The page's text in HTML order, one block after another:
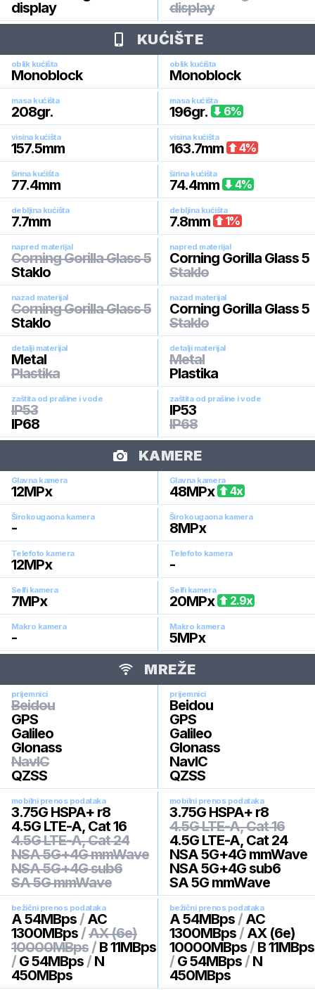
display
display
KUĆIŠTE
oblik kućišta
Monoblock
oblik kućišta
Monoblock
masa kućišta
208gr.
masa kućišta
196gr. 6%
visina kućišta
157.5mm
visina kućišta
163.7mm 4%
širina kućišta
77.4mm
širina kućišta
74.4mm 4%
debljina kućišta
7.7mm
debljina kućišta
7.8mm 1%
napred materijal
Corning Gorilla Glass 5
Staklo
napred materijal
Corning Gorilla Glass 5
Staklo
nazad materijal
Corning Gorilla Glass 5
Staklo
nazad materijal
Corning Gorilla Glass 5
Staklo
detalji materijal
Metal
Plastika
detalji materijal
Metal
Plastika
zaštita od prašine i vode
IP53
IP68
zaštita od prašine i vode
IP53
IP68
KAMERE
Glavna kamera
12MPx
Glavna kamera
48MPx 4x
Širokougaona kamera
-
Širokougaona kamera
8MPx
Telefoto kamera
12MPx
Telefoto kamera
-
Selfi kamera
7MPx
Selfi kamera
20MPx 2.9x
Makro kamera
-
Makro kamera
5MPx
MREŽE
prijemnici
Beidou
GPS
Galileo
Glonass
NavIC
QZSS
prijemnici
Beidou
GPS
Galileo
Glonass
NavIC
QZSS
mobilni prenos podataka
3.75G HSPA+ r8
4.5G LTE-A, Cat 16
4.5G LTE-A, Cat 24
NSA 5G+4G mmWave
NSA 5G+4G sub6
SA 5G mmWave
mobilni prenos podataka
3.75G HSPA+ r8
4.5G LTE-A, Cat 16
4.5G LTE-A, Cat 24
NSA 5G+4G mmWave
NSA 5G+4G sub6
SA 5G mmWave
bežični prenos podataka
A 54MBps / AC
1300MBps /AX (6e)
10000MBps / B 11MBps
/ G 54MBps / N
450MBps
bežični prenos podataka
A 54MBps / AC
1300MBps / AX (6e)
10000MBps / B 11MBps
/ G 54MBps / N
450MBps